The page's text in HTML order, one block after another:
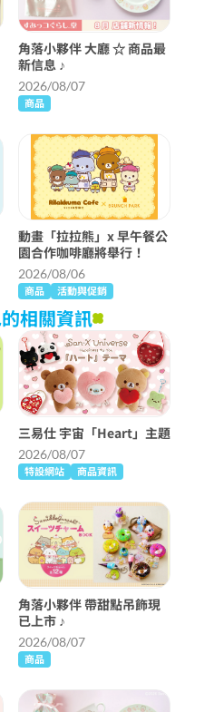
角落小夥伴 大廳 ☆ 商品最
新信息 ♪
2026/08/07
商品
動畫「拉拉熊」x 早午餐公
園合作咖啡廳將舉行！
2026/08/06
商品 活動與促銷
相關資訊
三易仕 宇宙「Heart」主題
2026/08/07
特設網站 商品資訊
角落小夥伴 帶甜點吊飾現
已上市 ♪
2026/08/07
商品